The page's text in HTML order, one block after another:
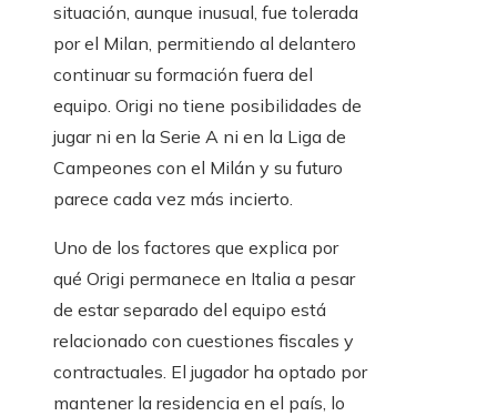
situación, aunque inusual, fue tolerada
por el Milan, permitiendo al delantero
continuar su formación fuera del
equipo. Origi no tiene posibilidades de
jugar ni en la Serie A ni en la Liga de
Campeones con el Milán y su futuro
parece cada vez más incierto.
Uno de los factores que explica por
qué Origi permanece en Italia a pesar
de estar separado del equipo está
relacionado con cuestiones fiscales y
contractuales. El jugador ha optado por
mantener la residencia en el país, lo